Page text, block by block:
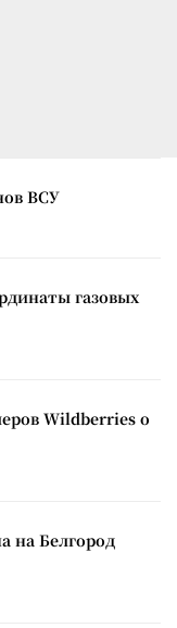
ВСУ
газовых
Wildberries о
на Белгород